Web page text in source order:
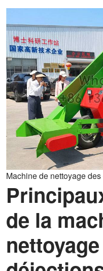
Machine de nettoyage
de la